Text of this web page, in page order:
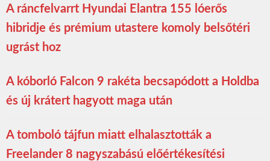
A ráncfelvarrt Hyundai Elantra 155 lóerős
hibridje és prémium utastere komoly belsőtéri
ugrást hoz
A kóborló Falcon 9 rakéta becsapódott a Holdba
és új krátert hagyott maga után
A tomboló tájfun miatt elhalasztották a
Freelander 8 nagyszabású előértékesítési